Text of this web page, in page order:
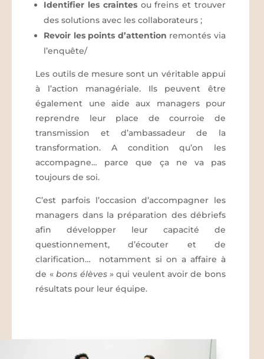
Identifier les craintesou freins et trouver
des solutions avec les collaborateurs ;
Revoir les points d’attention remontés via
l’enquête/
Les outils de mesure sont un véritable appui
à l’action managériale. Ils peuvent être
également une aide aux managers pour
reprendre leur place de courroie de
transmission et d’ambassadeur de la
transformation. A condition qu’on les
accompagne… parce que ça ne va pas
toujours de soi.
C’est parfois l’occasion d’accompagner les
managers dans la préparation des débriefs
afin développer leur capacité de
questionnement, d’écouter et de
clarification… notamment si on a affaire à
de «bons élèves» qui veulent avoir de bons
résultats pour leur équipe.